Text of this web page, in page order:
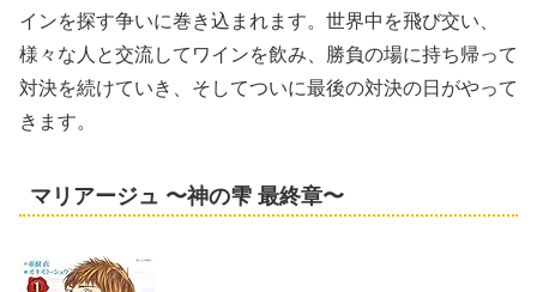
インを探す争いに巻き込まれます。世界中を飛び交い、
様々な人と交流してワインを飲み、勝負の場に持ち帰って
対決を続けていき、そしてついに最後の対決の日がやって
きます。
マリアージュ 〜神の雫 最終章〜